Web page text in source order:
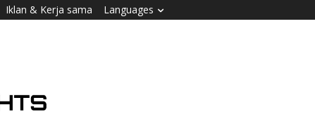
Iklan & Kerja sama Languages